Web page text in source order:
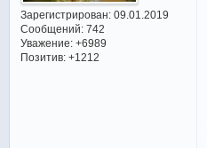
Зарегистрирован: 09.01.2019
Сообщений:742
Уважение: +6989
Позитив: +1212